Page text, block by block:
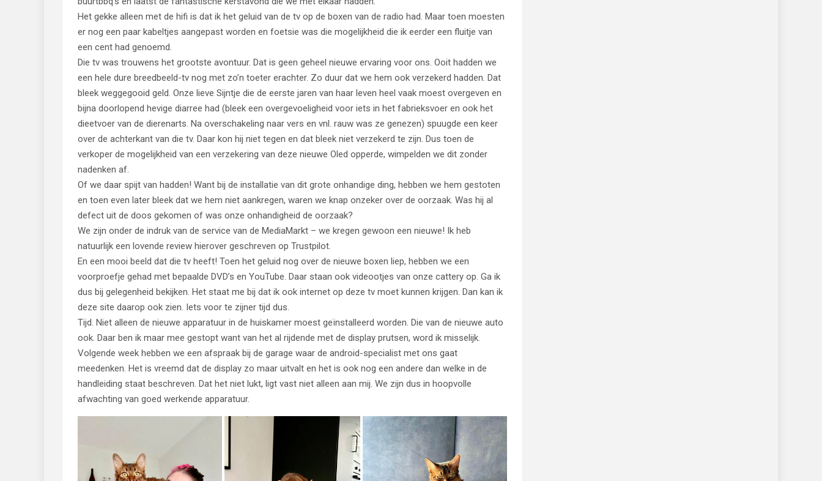
Het gekke alleen met de hifi is dat ik het geluid van de tv op de boxen van de radio had. Maar toen moesten
er nog een paar kabeltjes aangepast worden en foetsie was die mogelijkheid die ik eerder een fluitje van
een cent had genoemd.
Die tv was trouwens het grootste avontuur. Dat is geen geheel nieuwe ervaring voor ons. Ooit hadden we
een hele dure breedbeeld-tv nog met zo’n toeter erachter. Zo duur dat we hem ook verzekerd hadden. Dat
bleek weggegooid geld. Onze lieve Sijntje die de eerste jaren van haar leven heel vaak moest overgeven en
bijna doorlopend hevige diarree had (bleek een overgevoeligheid voor iets in het fabrieksvoer en ook het
dieetvoer van de dierenarts. Na overschakeling naar vers en vnl. rauw was ze genezen) spuugde een keer
over de achterkant van die tv. Daar kon hij niet tegen en dat bleek niet verzekerd te zijn. Dus toen de
verkoper de mogelijkheid van een verzekering van deze nieuwe Oled opperde, wimpelden we dit zonder
nadenken af.
Of we daar spijt van hadden! Want bij de installatie van dit grote onhandige ding, hebben we hem gestoten
en toen even later bleek dat we hem niet aankregen, waren we knap onzeker over de oorzaak. Was hij al
defect uit de doos gekomen of was onze onhandigheid de oorzaak?
We zijn onder de indruk van de service van de MediaMarkt – we kregen gewoon een nieuwe! Ik heb
natuurlijk een lovende review hierover geschreven op Trustpilot.
En een mooi beeld dat die tv heeft! Toen het geluid nog over de nieuwe boxen liep, hebben we een
voorproefje gehad met bepaalde DVD’s en YouTube. Daar staan ook videootjes van onze cattery op. Ga ik
dus bij gelegenheid bekijken. Het staat me bij dat ik ook internet op deze tv moet kunnen krijgen. Dan kan ik
deze site daarop ook zien. Iets voor te zijner tijd dus.
Tijd. Niet alleen de nieuwe apparatuur in de huiskamer moest geïnstalleerd worden. Die van de nieuwe auto
ook. Daar ben ik maar mee gestopt want van het al rijdende met de display prutsen, word ik misselijk.
Volgende week hebben we een afspraak bij de garage waar de android-specialist met ons gaat
meedenken. Het is vreemd dat de display zo maar uitvalt en het is ook nog een andere dan welke in de
handleiding staat beschreven. Dat het niet lukt, ligt vast niet alleen aan mij. We zijn dus in hoopvolle
afwachting van goed werkende apparatuur.